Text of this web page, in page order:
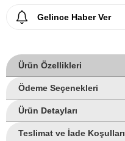
Gelince Haber Ver
Ürün Özellikleri
Ödeme Seçenekleri
Ürün Detayları
Teslimat ve İade Koşulları